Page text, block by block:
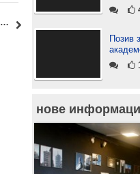
Конкурс: Награда Веселина Лучића за 2019. годину за најбоља научна и књижевна остварења
Позив
нове